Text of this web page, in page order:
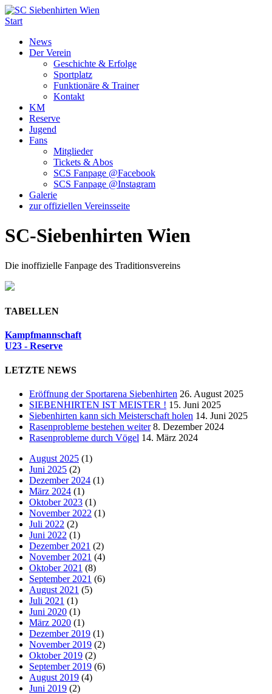
Start
News
Der Verein
Geschichte & Erfolge
Sportplatz
Funktionäre & Trainer
Kontakt
KM
Reserve
Jugend
Fans
Mitglieder
Tickets & Abos
SCS Fanpage @Facebook
SCS Fanpage @Instagram
Galerie
zur offiziellen Vereinsseite
SC-Siebenhirten Wien
Die inoffizielle Fanpage des Traditionsvereins
TABELLEN
Kampfmannschaft
U23 - Reserve
LETZTE NEWS
Eröffnung der Sportarena Siebenhirten 26. August 2025
SIEBENHIRTEN IST MEISTER ! 15. Juni 2025
Siebenhirten kann sich Meisterschaft holen 14. Juni 2025
Rasenprobleme bestehen weiter 8. Dezember 2024
Rasenprobleme durch Vögel 14. März 2024
August 2025 (1)
Juni 2025 (2)
Dezember 2024 (1)
März 2024 (1)
Oktober 2023 (1)
November 2022 (1)
Juli 2022 (2)
Juni 2022 (1)
Dezember 2021 (2)
November 2021 (4)
Oktober 2021 (8)
September 2021 (6)
August 2021 (5)
Juli 2021 (1)
Juni 2020 (1)
März 2020 (1)
Dezember 2019 (1)
November 2019 (2)
Oktober 2019 (2)
September 2019 (6)
August 2019 (4)
Juni 2019 (2)